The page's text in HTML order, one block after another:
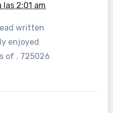
las 2:01 am
written
enjoyed
of . 725026